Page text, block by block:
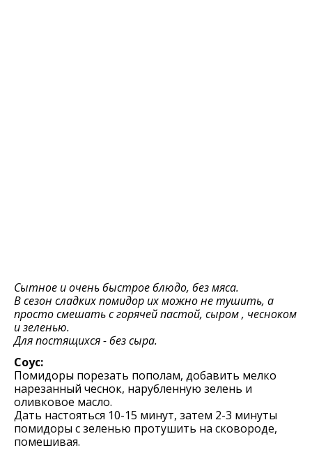
Сытное и очень быстрое блюдо, без мяса.
В сезон сладких помидор их можно не тушить, а
просто смешать с горячей пастой, сыром , чесноком
и зеленью.
Для постящихся - без сыра.
Соус:
Помидоры порезать пополам, добавить мелко
нарезанный чеснок, нарубленную зелень и
оливковое масло.
Дать настояться 10-15 минут, затем 2-3 минуты
помидоры с зеленью протушить на сковороде,
помешивая.